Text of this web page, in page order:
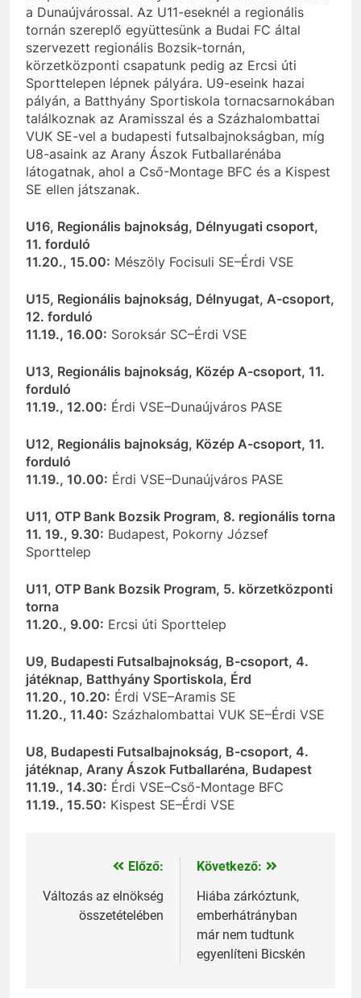
a Dunaújvárossal. Az U11-eseknél a regionális
tornán szereplő együttesünk a Budai FC által
szervezett regionális Bozsik-tornán,
körzetközponti csapatunk pedig az Ercsi úti
Sporttelepen lépnek pályára. U9-eseink hazai
pályán, a Batthyány Sportiskola tornacsarnokában
találkoznak az Aramisszal és a Százhalombattai
VUK SE-vel a budapesti futsalbajnokságban, míg
U8-asaink az Arany Ászok Futballarénába
látogatnak, ahol a Cső-Montage BFC és a Kispest
SE ellen játszanak.
U16, Regionális bajnokság, Délnyugati csoport,
11. forduló
11.20., 15.00: Mészöly Focisuli SE–Érdi VSE
U15, Regionális bajnokság, Délnyugat, A-csoport,
12. forduló
11.19., 16.00: Soroksár SC–Érdi VSE
U13, Regionális bajnokság, Közép A-csoport, 11.
forduló
11.19., 12.00: Érdi VSE–Dunaújváros PASE
U12, Regionális bajnokság, Közép A-csoport, 11.
forduló
11.19., 10.00: Érdi VSE–Dunaújváros PASE
U11, OTP Bank Bozsik Program, 8. regionális torna
11. 19., 9.30: Budapest, Pokorny József
Sporttelep
U11, OTP Bank Bozsik Program, 5. körzetközponti
torna
11.20., 9.00: Ercsi úti Sporttelep
U9, Budapesti Futsalbajnokság, B-csoport, 4.
játéknap, Batthyány Sportiskola, Érd
11.20., 10.20: Érdi VSE–Aramis SE
11.20., 11.40: Százhalombattai VUK SE–Érdi VSE
U8, Budapesti Futsalbajnokság, B-csoport, 4.
játéknap, Arany Ászok Futballaréna, Budapest
11.19., 14.30: Érdi VSE–Cső-Montage BFC
11.19., 15.50: Kispest SE–Érdi VSE
Bejegyzés
navigáció
Előző:
Változás az elnökség
összetételében
Következő:
Hiába zárkóztunk,
emberhátrányban
már nem tudtunk
egyenlíteni Bicskén